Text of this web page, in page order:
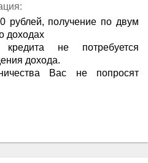
рублей, получение по двум
доходах
не потребуется
дохода.
Вас не попросят